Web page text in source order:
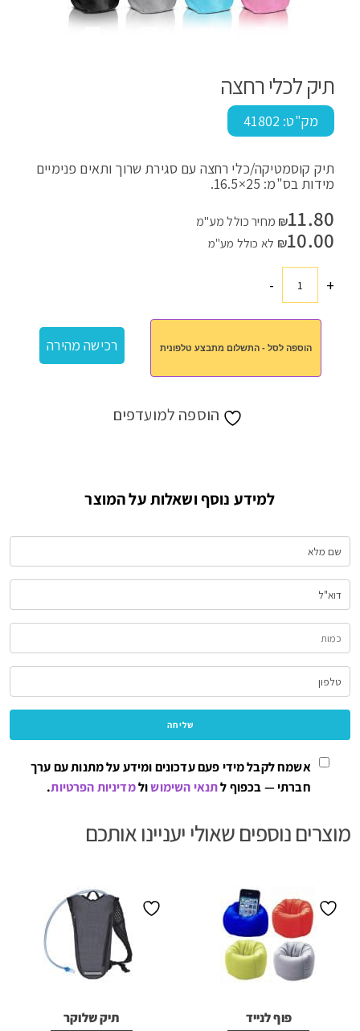
תיק לכלי רחצה
מק"ט: 41802
תיק קוסמטיקה/כלי רחצה עם סגירת שרוך ותאים פנימיים
מידות בס"מ: 25×16.5.
₪11.80
מחיר כולל מע"מ
₪10.00 לא כולל מע"מ
+כמות
רחצה
-
הוספה לסל - התשלום מתבצע טלפונית רכישה מהירה
הוספה למועדפים
למידע נוסף ושאלות על המוצר
אשמח לקבל מידי פעם עדכונים ומידע על מתנות עם ערך
חברתי — בכפוף לתנאי השימושולמדיניות הפרטיות.
מוצרים נוספים שאולי יעניינו אותכם
פוף לנייד תיק שלוקר